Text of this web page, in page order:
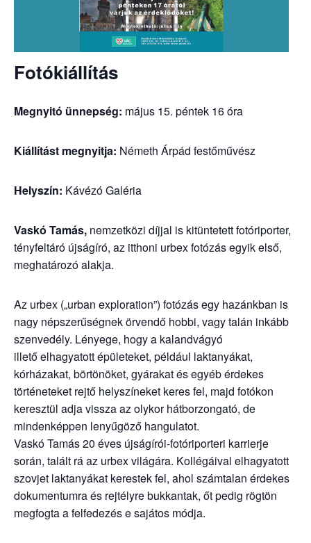
Fotókiállítás
Megnyitó ünnepség: május 15. péntek 16 óra
Kiállítást megnyitja: Németh Árpád festőművész
Helyszín: Kávézó Galéria
Vaskó Tamás, nemzetközi díjjal is kitüntetett fotóriporter,
tényfeltáró újságíró, az itthoni urbex fotózás egyik első,
meghatározó alakja.
Az urbex („urban exploration”) fotózás egy hazánkban is
nagy népszerűségnek örvendő hobbi, vagy talán inkább
szenvedély. Lényege, hogy a kalandvágyó
illető elhagyatott épületeket, például laktanyákat,
kórházakat, börtönöket, gyárakat és egyéb érdekes
történeteket rejtő helyszíneket keres fel, majd fotókon
keresztül adja vissza az olykor hátborzongató, de
mindenképpen lenyűgöző hangulatot.
Vaskó Tamás 20 éves újságírói-fotóriporteri karrierje
során, talált rá az urbex világára. Kollégáival elhagyatott
szovjet laktanyákat kerestek fel, ahol számtalan érdekes
dokumentumra és rejtélyre bukkantak, őt pedig rögtön
megfogta a felfedezés e sajátos módja.